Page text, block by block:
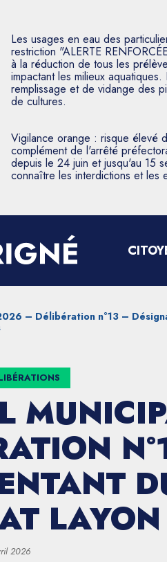
Les usages en eau des
restriction "ALERTE
à la réduction de tous les
impactant les milieux
remplissage et de vidange des
de cultures.
Vigilance orange : risque élevé
complément de l'arrêté
depuis le 24 juin et jusqu'au 15
connaître les interdictions et les
– Délibération n°13 –
2026